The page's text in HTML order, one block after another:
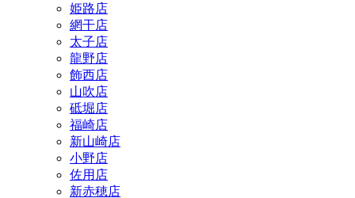
姫路店
網干店
太子店
龍野店
飾西店
山吹店
砥堀店
福崎店
新山崎店
小野店
佐用店
新赤穂店